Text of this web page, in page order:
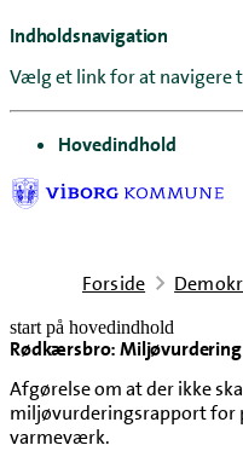
Indholdsnavigation
Vælg et link for at navigere
gå til
Hovedindhold
Forside
start på hovedindhold
Rødkærsbro:
Afgørelse om at der ikke
miljøvurderingsrapport for
varmeværk.
senest opdateret 18. juni 2026